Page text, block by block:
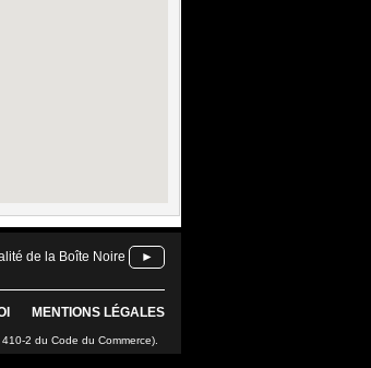
de la Boîte Noire ►
MENTIONS LÉGALES
2 du Code du Commerce).